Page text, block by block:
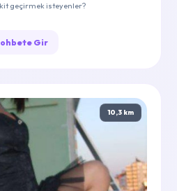
geçirmek isteyenler?
Gir
10,3 km